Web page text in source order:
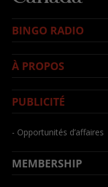
BINGO RADIO
À PROPOS
PUBLICITÉ
- Opportunités d’affaires
MEMBERSHIP